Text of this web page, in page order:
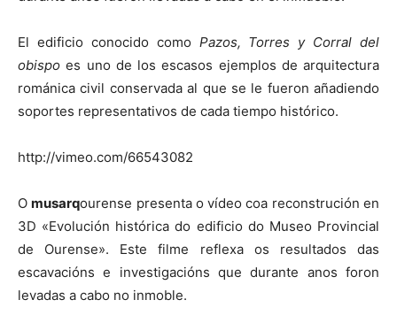
El edificio conocido como Pazos, Torres y Corral del
obispo es uno de los escasos ejemplos de arquitectura
románica civil conservada al que se le fueron añadiendo
soportes representativos de cada tiempo histórico.
http://vimeo.com/66543082
Omusarqourense presenta o vídeo coa reconstrución en
3D «Evolución histórica do edificio do Museo Provincial
de Ourense». Este filme reflexa os resultados das
escavacións e investigacións que durante anos foron
levadas a cabo no inmoble.